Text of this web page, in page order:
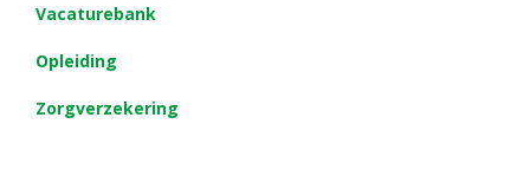
Vacaturebank
Opleiding
Zorgverzekering